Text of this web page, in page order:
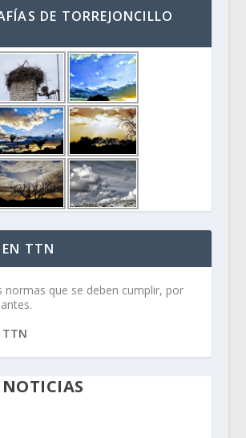
DE TORREJONCILLO
TTN
normas que se deben cumplir, por